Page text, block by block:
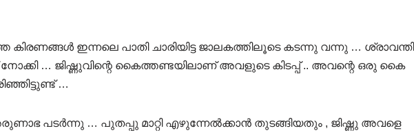
കിരണങ്ങൾ ഇന്നലെ പാതി ചാരിയിട്ട ജാലകത്തിലൂടെ കടന്നു വന്നു … ശ്രാവന്തി
… ജിഷ്ണുവിന്റെ കൈത്തണ്ടയിലാണ് അവളുടെ കിടപ്പ് .. അവന്റെ ഒരു കൈ
…
പടർന്നു … പുതപ്പു മാറ്റി എഴുന്നേൽക്കാൻ തുടങ്ങിയതും , ജിഷ്ണു അവളെ